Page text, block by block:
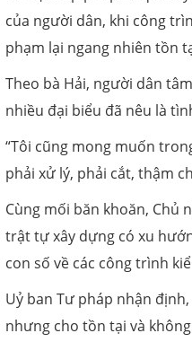
của người dân, khi công
phạm lại ngang nhiên tồn
Theo bà Hải, người dân
nhiều đại biểu đã nêu là
“Tôi cũng mong muốn
phải xử lý, phải cắt, thậm
Cùng mối băn khoăn, Chủ
trật tự xây dựng có xu
con số về các công trình
Uỷ ban Tư pháp nhận
nhưng cho tồn tại và